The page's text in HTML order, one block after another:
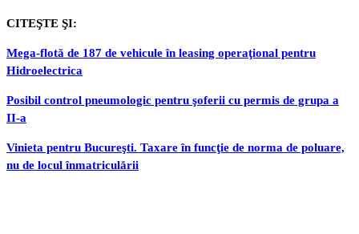
CITEŞTE ŞI:
Mega-flotă de 187 de vehicule în leasing operaţional pentru
Hidroelectrica
Posibil control pneumologic pentru şoferii cu permis de grupa a
II-a
Vinieta pentru Bucureşti. Taxare în funcţie de norma de poluare,
nu de locul înmatriculării